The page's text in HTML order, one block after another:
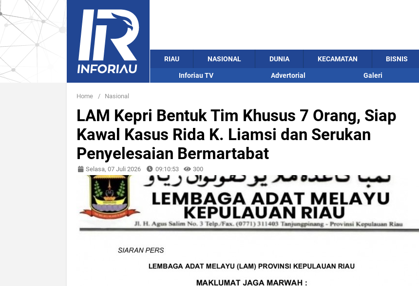
RIAU NASIONAL DUNIA KECAMATAN BISNIS
Inforiau TV Advertorial Galeri
Home / Nasional
LAM Kepri Bentuk Tim Khusus 7 Orang, Siap
Kawal Kasus Rida K. Liamsi dan Serukan
Penyelesaian Bermartabat
Selasa, 07 Juli 2026 09:10:53 300